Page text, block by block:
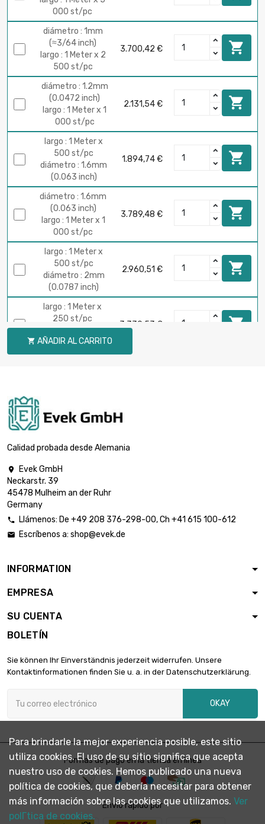
000 st/pc
diámetro : 1mm
(≈3/64 inch)
largo : 1 Meter x 2
500 st/pc
3.700,42 € 
diámetro : 1.2mm
(0.0472 inch)
largo : 1 Meter x 1
000 st/pc
2.131,54 € 
largo : 1 Meter x
500 st/pc
diámetro : 1.6mm
(0.063 inch)
1.894,74 € 
diámetro : 1.6mm
(0.063 inch)
largo : 1 Meter x 1
000 st/pc
3.789,48 € 
largo : 1 Meter x
500 st/pc
diámetro : 2mm
(0.0787 inch)
2.960,51 € 
largo : 1 Meter x
250 st/pc
diámetro : 3mm
(0.1181 inch)
3.330,53 € 
inch)
diámetro : 4mm
(≈5/32 inch)
2.368,33 €
largo : 1 Meter x 50
st/pc
(≈13/64 inch)
largo : 1 Meter x
(≈13/64 inch)
largo : 1 Meter x
diámetro : 6mm
(≈15/64 inch)
st/pc
diámetro :

largo : 1 Meter x
(≈5/16 inch)
2.368,33 € 
largo : 1 Meter x 25
st/pc
diámetro :
9.525mm (3/8
inch)
3.357,39 € 
 AÑADIR AL CARRITO
Calidad probada desde Alemania

Evek GmbH
Neckarstr. 39
45478 Mulheim an der Ruhr
Germany
 Llámenos: De +49 208 376-298-00, Ch +41 615 100-612
 Escríbenos a: shop@evek.de
INFORMATION
EMPRESA
SU CUENTA
BOLETÍN
Sie können Ihr Einverständnis jederzeit widerrufen. Unsere
Kontaktinformationen finden Sie u. a. in der Datenschutzerklärung.
OKAY
Formas de pago en la tienda en línea
Envío rápido por
Para brindarle la mejor experiencia posible, este sitio
utiliza cookies. El uso de su sitio significa que acepta
nuestro uso de cookies. Hemos publicado una nueva
política de cookies, que debería necesitar para obtener
más información sobre las cookies que utilizamos. Ver
polГ­tica de cookies.